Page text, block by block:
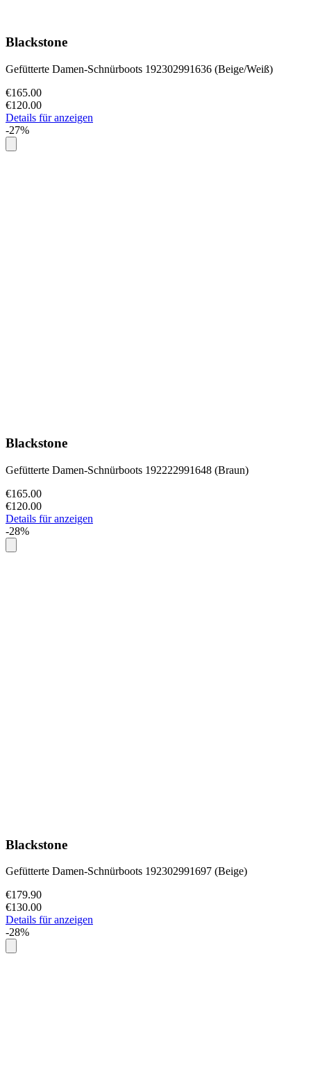
Blackstone
Gefütterte Damen-Schnürboots 192302991636 (Beige/Weiß)
€165.00
€120.00
Details für anzeigen
-27%
Blackstone
Gefütterte Damen-Schnürboots 192222991648 (Braun)
€165.00
€120.00
Details für anzeigen
-28%
Blackstone
Gefütterte Damen-Schnürboots 192302991697 (Beige)
€179.90
€130.00
Details für anzeigen
-28%